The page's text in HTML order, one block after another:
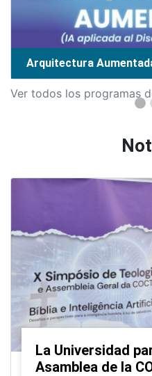
Arquitectura
Ver todos los programas
La Universidad
Asamblea de la